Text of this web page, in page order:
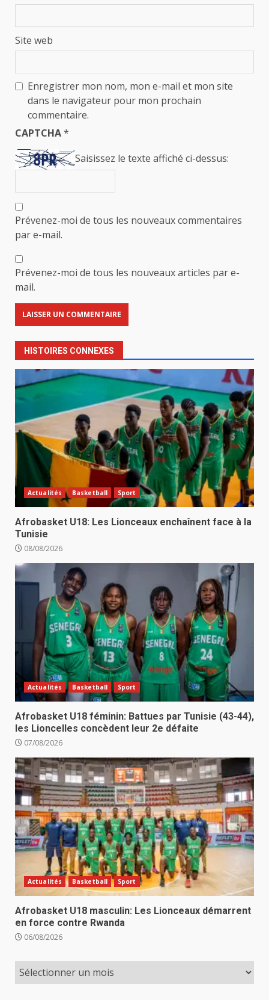
Site web
Enregistrer mon nom, mon e-mail et mon site
dans le navigateur pour mon prochain
commentaire.
CAPTCHA*
Saisissez le texte affiché ci-dessus:
Prévenez-moi de tous les nouveaux commentaires
par e-mail.
Prévenez-moi de tous les nouveaux articles par e-
mail.
HISTOIRES CONNEXES
Actualités Basketball Sport
Afrobasket U18: Les Lionceaux enchaînent face à la
Tunisie
08/08/2026
Actualités Basketball Sport
Afrobasket U18 féminin: Battues par Tunisie (43-44),
les Lioncelles concèdent leur 2e défaite
07/08/2026
Actualités Basketball Sport
Afrobasket U18 masculin: Les Lionceaux démarrent
en force contre Rwanda
06/08/2026